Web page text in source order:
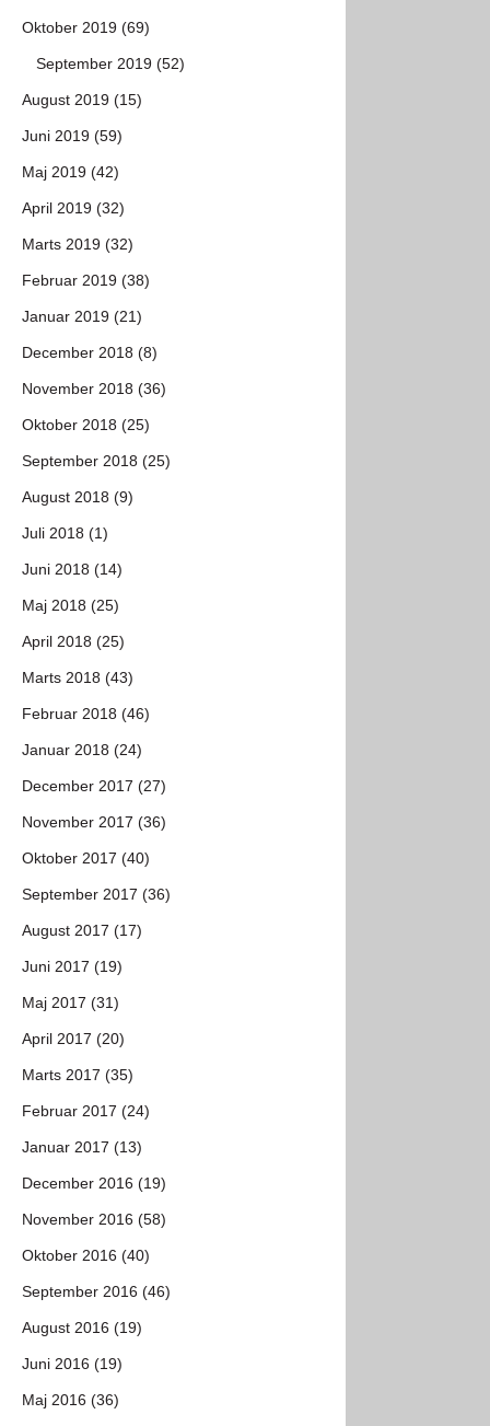
Oktober 2019 (69)
September 2019 (52)
August 2019 (15)
Juni 2019 (59)
Maj 2019 (42)
April 2019 (32)
Marts 2019 (32)
Februar 2019 (38)
Januar 2019 (21)
December 2018 (8)
November 2018 (36)
Oktober 2018 (25)
September 2018 (25)
August 2018 (9)
Juli 2018 (1)
Juni 2018 (14)
Maj 2018 (25)
April 2018 (25)
Marts 2018 (43)
Februar 2018 (46)
Januar 2018 (24)
December 2017 (27)
November 2017 (36)
Oktober 2017 (40)
September 2017 (36)
August 2017 (17)
Juni 2017 (19)
Maj 2017 (31)
April 2017 (20)
Marts 2017 (35)
Februar 2017 (24)
Januar 2017 (13)
December 2016 (19)
November 2016 (58)
Oktober 2016 (40)
September 2016 (46)
August 2016 (19)
Juni 2016 (19)
Maj 2016 (36)